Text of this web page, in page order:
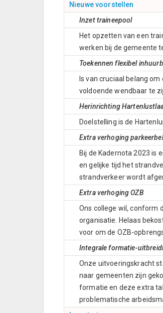
Nieuwe voorstellen
Inzet traineepool
Het opzetten van een
werken bij de gemeente
Toekennen flexibel
Is van cruciaal belang
voldoende wendbaar te
Herinrichting
Doelstelling is de
Extra verhoging
Bij de Kadernota 2023 is
en gelijke tijd het
strandverkeer wordt
Extra verhoging OZB
Ons college wil, conform
organisatie. Helaas
voor om de OZB-
Integrale formatie-
Onze uitvoeringskracht
naar gemeenten zijn
formatie en deze extra
problematische